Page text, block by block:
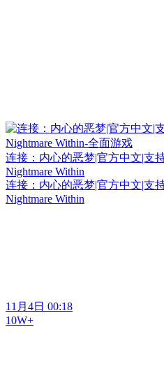
连接：内心的恶梦|官方中文|支
Nightmare Within
连接：内心的恶梦|官方中文|支
Nightmare Within
11月4日 00:18
10W+